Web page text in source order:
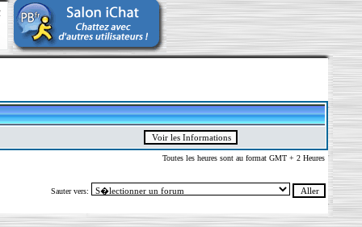
Toutes les heures sont au format GMT + 2 Heures
Sauter vers: